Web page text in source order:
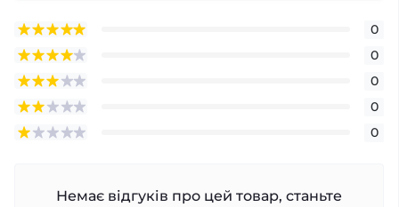
0
0
0
0
0
Немає відгуків про цей товар, станьте